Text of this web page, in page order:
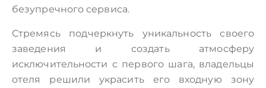
безупречного сервиса.
Стремясь подчеркнуть уникальность своего
заведения и создать атмосферу
исключительности с первого шага, владельцы
отеля решили украсить его входную зону